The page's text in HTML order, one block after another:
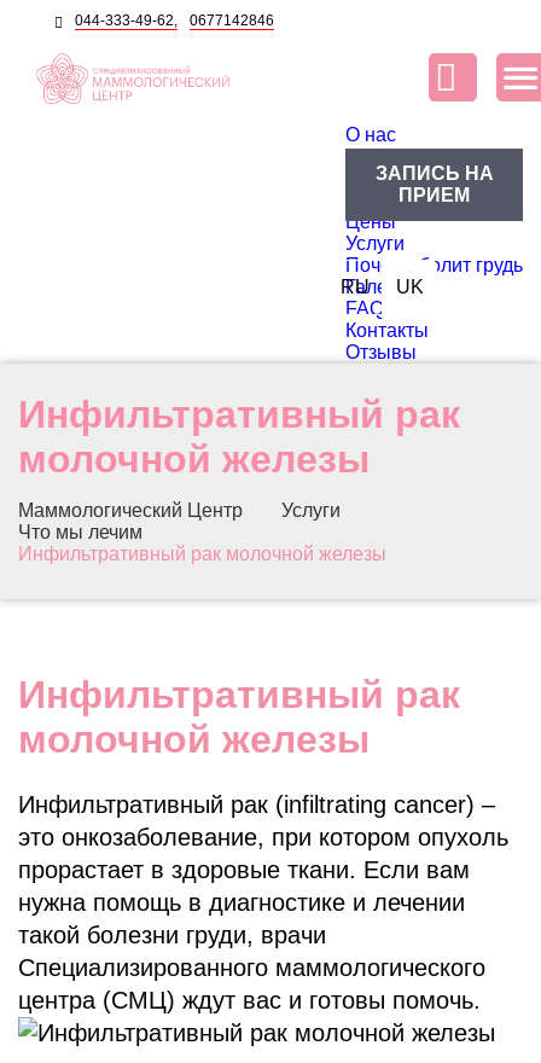
044-333-49-62, 0677142846
O нас
Блог
Доктора
Цены
Услуги
Почему болит грудь
Галерея
FAQ
Контакты
Отзывы
RU UK
ЗАПИСЬ НА
ПРИЕМ
Инфильтративный рак
молочной железы
Маммологический Центр
Услуги
Что мы лечим
Инфильтративный рак молочной железы
Инфильтративный рак
молочной железы
Инфильтративный рак (infiltrating cancer) –
это онкозаболевание, при котором опухоль
прорастает в здоровые ткани. Если вам
нужна помощь в диагностике и лечении
такой болезни груди, врачи
Специализированного маммологического
центра (СМЦ) ждут вас и готовы помочь.